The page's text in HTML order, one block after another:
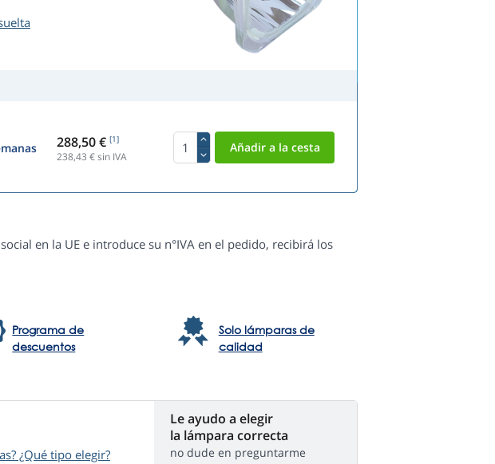
288,50 € [1]
238,43 € sin IVA
en la UE e introduce su n°IVA en el pedido, recibirá los
Programa de
descuentos
Solo lámparas de
calidad
¿Qué tipo elegir?
Le ayudo a elegir
la lámpara correcta
no dude en preguntarme